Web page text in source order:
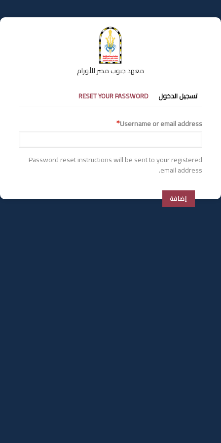
إلى
المحتوى
معهد جنوب مصر للأورام
التبويبات
الأساسية
تسجيل الدخول RESET YOUR PASSWORD
Username or email address
Password reset instructions will be sent to your registered
email address.